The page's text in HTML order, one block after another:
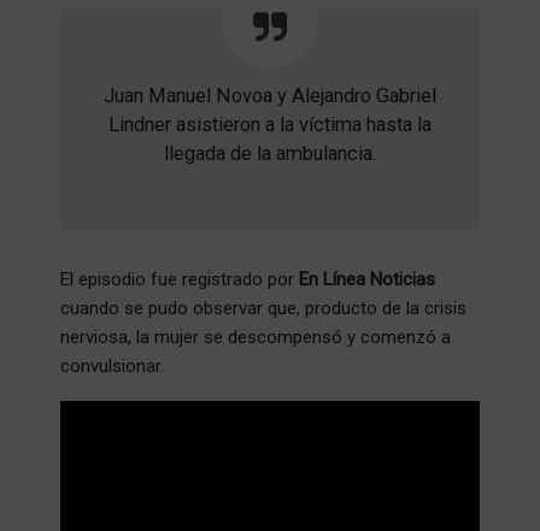
Juan Manuel Novoa y Alejandro Gabriel
Lindner asistieron a la víctima hasta la
llegada de la ambulancia.
El episodio fue registrado por En Línea Noticias
cuando se pudo observar que, producto de la crisis
nerviosa, la mujer se descompensó y comenzó a
convulsionar.